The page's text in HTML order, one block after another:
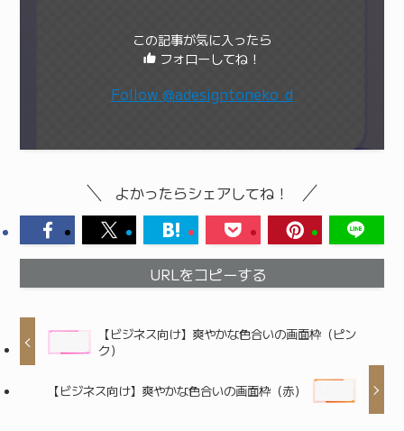
この記事が気に入ったら
フォローしてね！
Follow @adesigntoneko_d
よかったらシェアしてね！
URLをコピーする
【ビジネス向け】爽やかな色合いの画面枠（ピン
ク）
【ビジネス向け】爽やかな色合いの画面枠（赤）